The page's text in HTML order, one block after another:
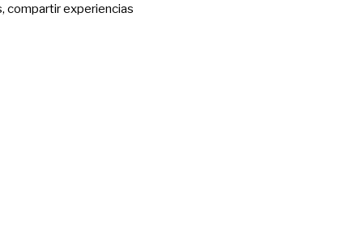
compartir experiencias